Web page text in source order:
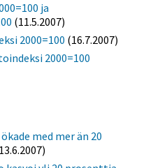
ja
(11.5.2007)
2000=100 (16.7.2007)
2000=100
med mer än 20